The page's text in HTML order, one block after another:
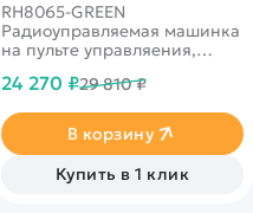
RH8065-GREEN
Радиоуправляемая машинка
на пульте управляения,
поездок по бездорожью.
дождя, снега и грязи.
24 270 ₽29 810 ₽
В корзину
Купить в 1 клик